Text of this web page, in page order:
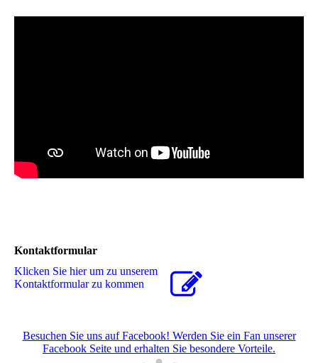
Kontaktformular
Klicken Sie hier um zu unserem
Kon­takt­for­mu­lar zu kommen
Besuchen Sie uns auf Facebook! Werden Sie ein Fan unserer
Facebook Seite und erhalten Sie besondere Vorteile.